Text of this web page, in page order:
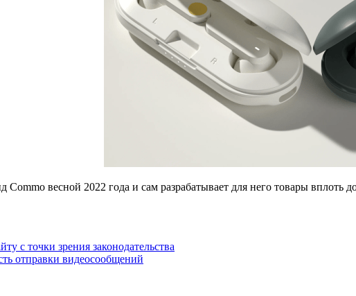
весной 2022 года и сам разрабатывает для него товары
с точки зрения законодательства
отправки видеосообщений